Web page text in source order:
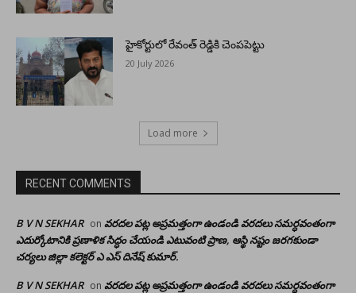
హైకోర్టులో రేవంత్ రెడ్డికి చెంపపెట్టు
20 July 2026
Load more
RECENT COMMENTS
B V N SEKHAR on వరదల పట్ల అప్రమత్తంగా ఉండండి వరదలు సమర్ధవంతంగా
ఎదుర్కోటానికి ప్రణాళిక సిద్ధం చేయండి ఎటువంటి ప్రాణ, ఆస్థి నష్టం జరగకుండా
చర్యలు జిల్లా కలెక్టర్ ఎ ఎస్ దినేష్ కుమార్.
B V N SEKHAR on వరదల పట్ల అప్రమత్తంగా ఉండండి వరదలు సమర్ధవంతంగా